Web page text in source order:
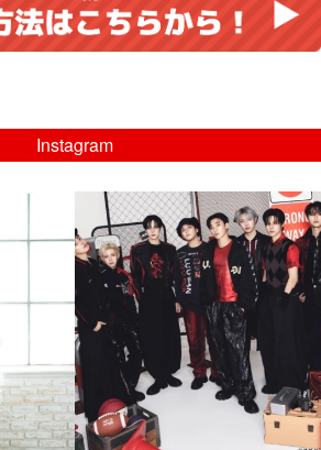
Instagram
musicjapantv
💡08/05(水)23:00特番放送！
...
8月 4
4 0